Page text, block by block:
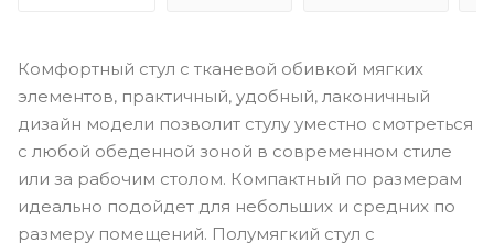
Комфортный стул с тканевой обивкой мягких
элементов, практичный, удобный, лаконичный
дизайн модели позволит стулу уместно смотреться
с любой обеденной зоной в современном стиле
или за рабочим столом. Компактный по размерам
идеально подойдет для небольших и средних по
размеру помещений. Полумягкий стул с